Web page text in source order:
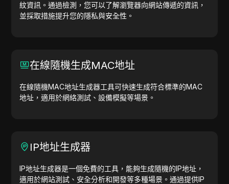
紋資訊。通過檢測，您可以了解瀏覽器向網站傳遞的資訊，
並採取措施提升您的隱私與安全性。
在線隨機生成MAC地址
在線隨機MAC地址生成器工具可快速生成符合標準的MAC
地址，適用於網絡測試、設備模擬等場景。
IP地址生成器
IP地址生成器是一個免費的工具，能夠生成隨機的IP地址，
適用於網站測試、安全分析和開發等多種場景。通過提供IP